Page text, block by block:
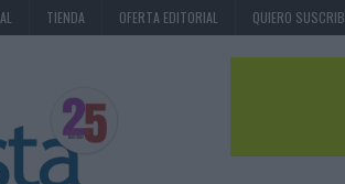
TIENDA OFERTA EDITORIAL QUIERO